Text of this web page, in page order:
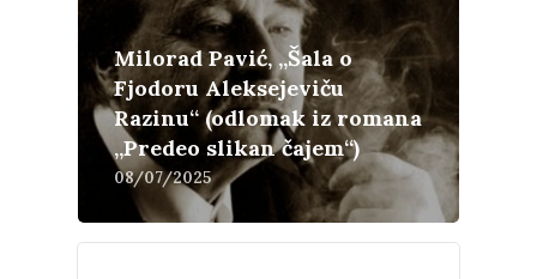
Milorad Pavić, „Šala o
Fjodoru Aleksejeviču
Razinu“ (odlomak iz romana
„Predeo slikan čajem“)
08/07/2025